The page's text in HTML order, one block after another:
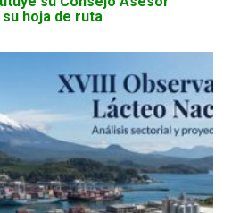
hoja de ruta